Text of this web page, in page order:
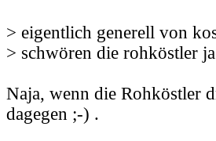
> eigentlich generell von
> schwören die rohköstler
Naja, wenn die Rohköstler
dagegen ;-) .